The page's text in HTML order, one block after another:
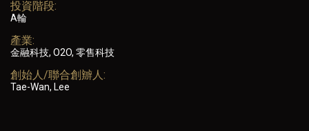
投資階段:
A輪
產業:
金融科技, O2O, 零售科技
創始人/聯合創辧人:
Tae-Wan, Lee